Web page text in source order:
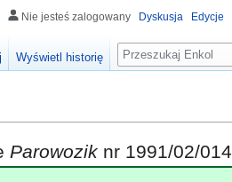
Parowozik nr 1991/02/014
Nie jesteś zalogowany Dyskusja Edycje
Wyświetl historię
Szukaj